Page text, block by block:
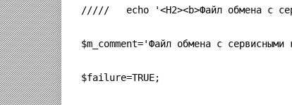
/////   echo '<H2><b>Файл обмена с
$m_comment='Файл обмена с
$failure=TRUE;